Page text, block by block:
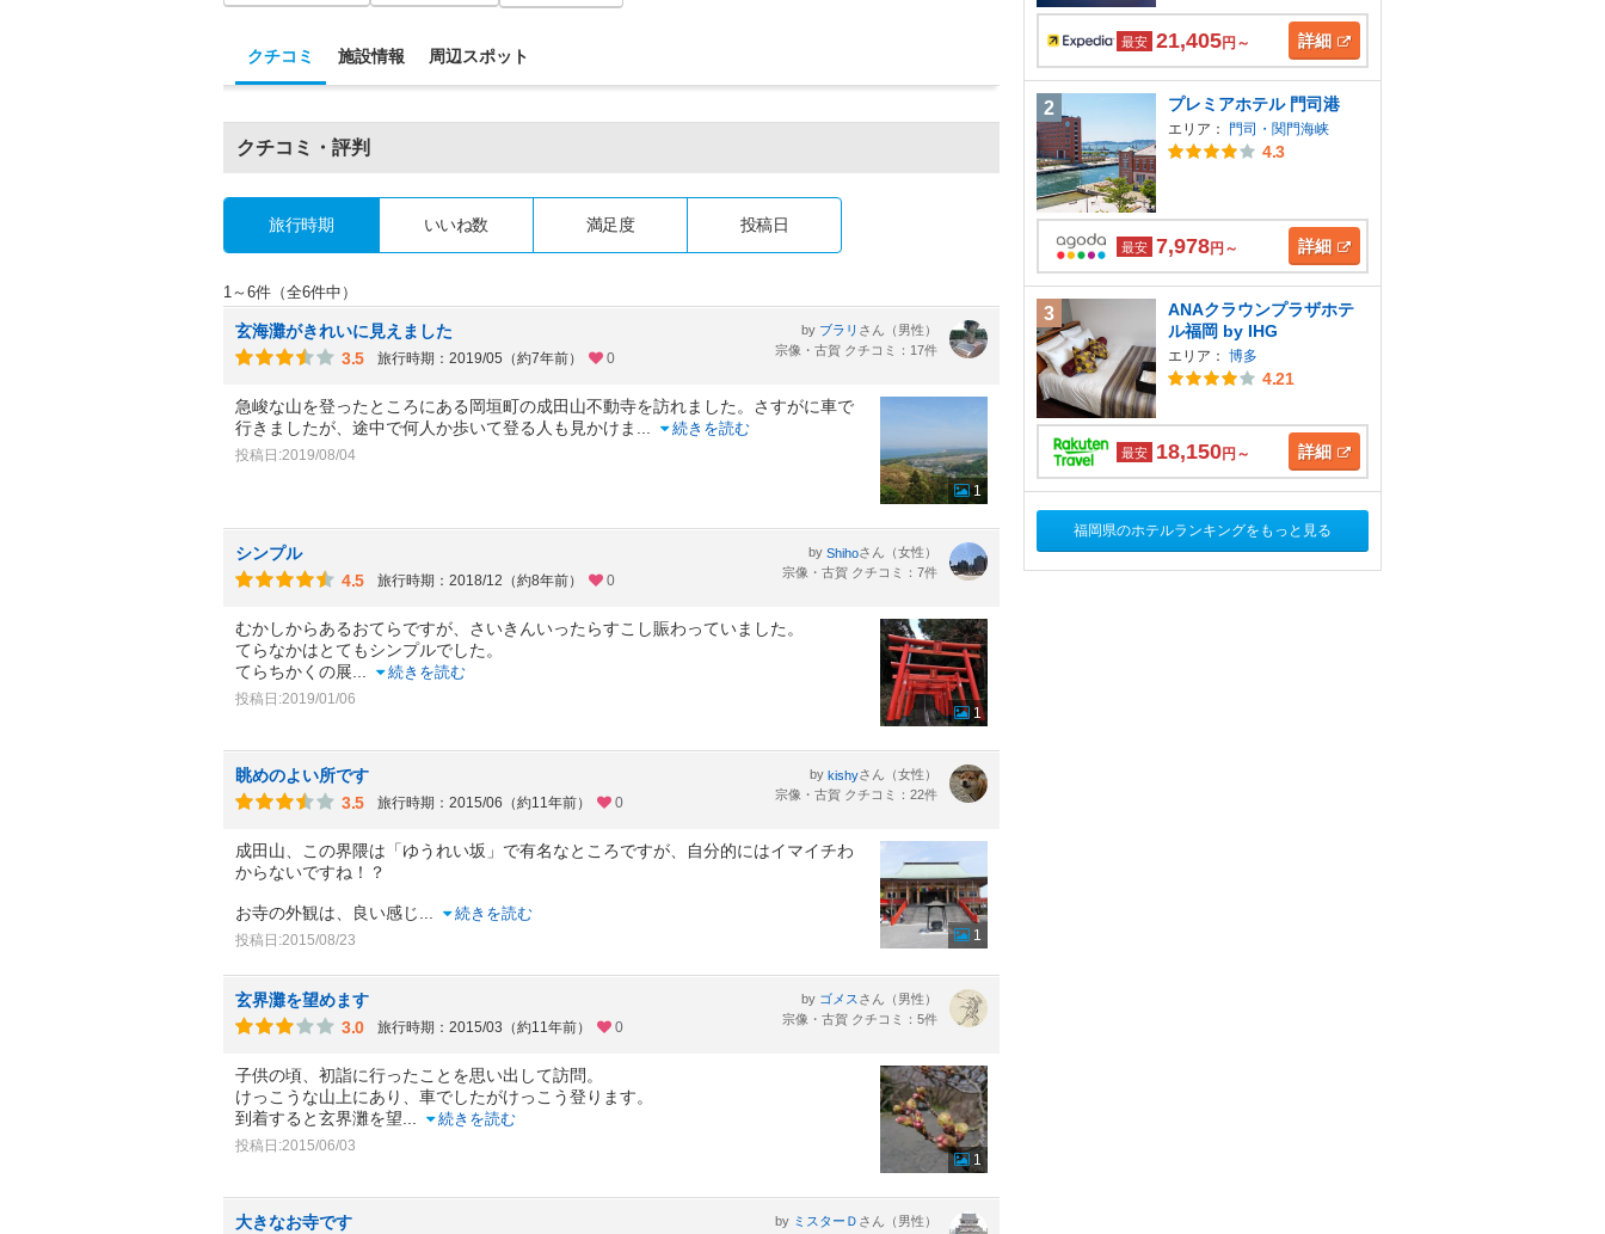
クチコミ 施設情報 周辺スポット
クチコミ・評判
旅行時期 いいね数 満足度 投稿日
1～6件（全6件中）
玄海灘がきれいに見えました
3.5
旅行時期：2019/05（約7年前） 0
by ブラリ さん（男性）
宗像・古賀 クチコミ：17件
急峻な山を登ったところにある岡垣町の成田山不動寺を訪れました。さすがに車で
行きましたが、途中で何人か歩いて登る人も見かけま
続きを読む
投稿日:2019/08/04
1
シンプル
4.5
旅行時期：2018/12（約8年前） 0
by Shihoさん（女性）
宗像・古賀 クチコミ：7件
むかしからあるおてらですが、さいきんいったらすこし賑わっていました。
てらなかはとてもシンプルでした。
てらちかくの展
続きを読む
投稿日:2019/01/06
1
眺めのよい所です
3.5
旅行時期：2015/06（約11年前） 0
by kishyさん（女性）
宗像・古賀 クチコミ：22件
成田山、この界隈は「ゆうれい坂」で有名なところですが、自分的にはイマイチわ
からないですね！？
お寺の外観は、良い感じ 続きを読む
投稿日:2015/08/23 1
玄界灘を望めます
3.0
旅行時期：2015/03（約11年前） 0
by ゴメス さん（男性）
宗像・古賀 クチコミ：5件
子供の頃、初詣に行ったことを思い出して訪問。
けっこうな山上にあり、車でしたがけっこう登ります。
到着すると玄界灘を望
続きを読む
投稿日:2015/06/03
1
大きなお寺です
by ミスターＤ さん（男性）
最安 21,405円～ 詳細
2 プレミアホテル 門司港
エリア： 門司・関門海峡
4.3
最安 7,978円～ 詳細
3
ANAクラウンプラザホテ
ル福岡 by IHG
エリア： 博多
4.21
最安 18,150円～ 詳細
福岡県のホテルランキングをもっと見る